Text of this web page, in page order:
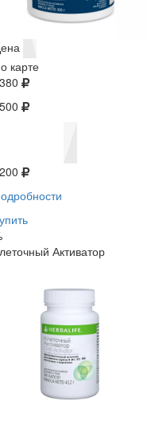
карте
Активатор